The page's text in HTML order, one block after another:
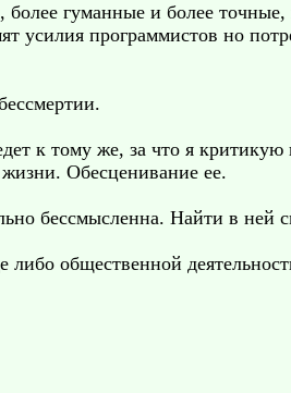
гуманные и более точные,
усилия программистов но
к тому же, за что я критикую
жизни. Обесценивание ее.
бессмысленна. Найти в ней
либо общественной